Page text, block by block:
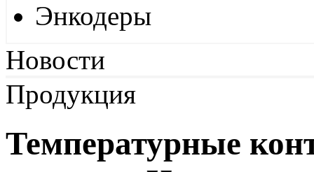
Энкодеры
Новости
Продукция
Температурные